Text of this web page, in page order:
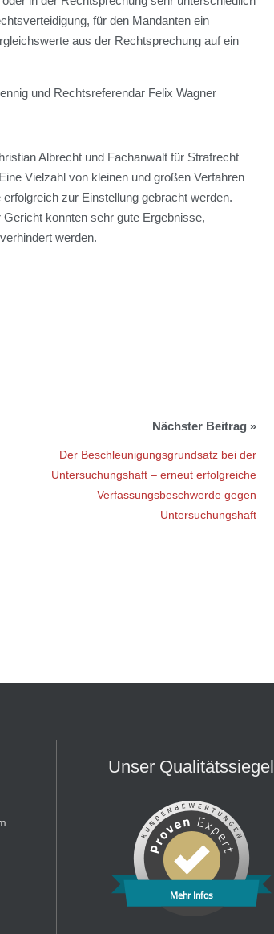
für den Mandanten ein
aus der Rechtsprechung auf ein
und Rechtsreferendar Felix Wagner
Albrecht und Fachanwalt für Strafrecht
Vielzahl von kleinen und großen Verfahren
zur Einstellung gebracht werden.
konnten sehr gute Ergebnisse,
werden.
Der Beschleunigungsgrundsatz bei der
Untersuchungshaft – erneut erfolgreiche
Verfassungsbeschwerde gegen
Untersuchungshaft
Unser Qualitätssiegel
Mehr Infos